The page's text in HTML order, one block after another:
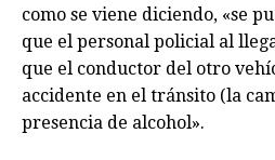
como se viene diciendo, «se
que el personal policial al
que el conductor del otro
accidente en el tránsito (la
presencia de alcohol».